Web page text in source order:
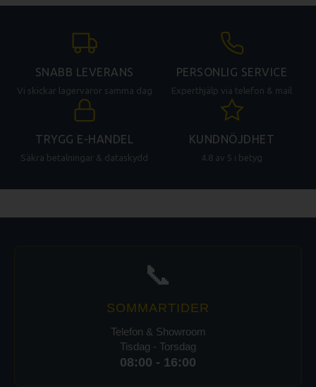
SNABB LEVERANS
Vi skickar lagervaror samma dag
PERSONLIG SERVICE
Experthjälp via telefon & mail
TRYGG E-HANDEL
Säkra betalningar & dataskydd
KUNDNÖJDHET
4.8 av 5 i betyg
📞
SOMMARTIDER
Telefon & Showroom
Tisdag - Torsdag
08:00 - 16:00